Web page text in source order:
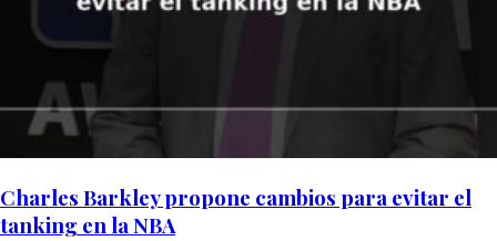
Charles Barkley propone cambios para evitar el
tanking en la NBA